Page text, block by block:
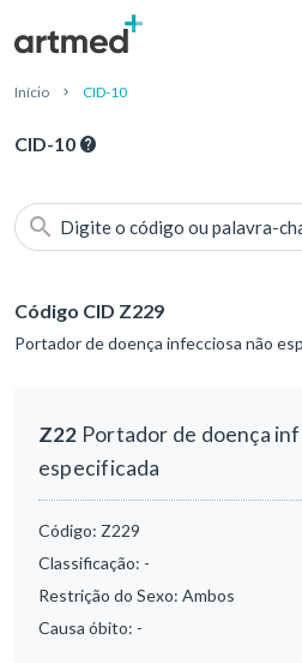
Início CID-10
CID-10
Digite o código ou palavra-
Código CID Z229
Portador de doença infecciosa não
Z22 Portador de doença
especificada
Código: Z229
Classificação: -
Restrição do Sexo: Ambos
Causa óbito: -